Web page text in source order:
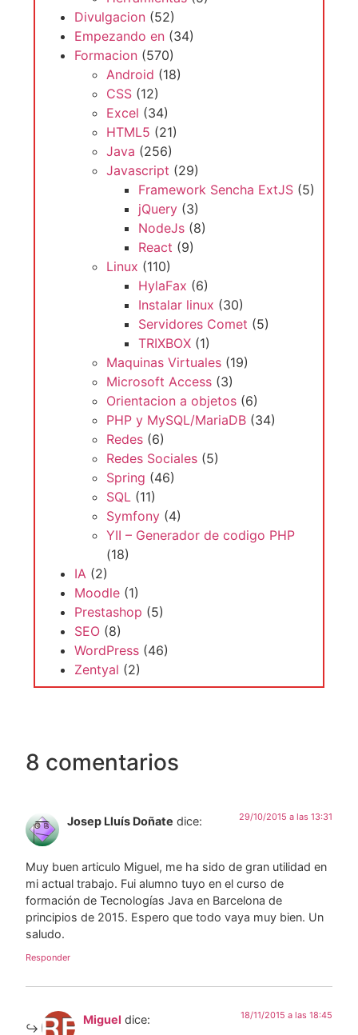
Divulgacion (52)
Empezando en (34)
Formacion (570)
Android (18)
CSS (12)
Excel (34)
HTML5 (21)
Java (256)
Javascript (29)
Framework Sencha ExtJS (5)
jQuery (3)
NodeJs (8)
React (9)
Linux (110)
HylaFax (6)
Instalar linux (30)
Servidores Comet (5)
TRIXBOX (1)
Maquinas Virtuales (19)
Microsoft Access (3)
Orientacion a objetos (6)
PHP y MySQL/MariaDB (34)
Redes (6)
Redes Sociales (5)
Spring (46)
SQL (11)
Symfony (4)
YII – Generador de codigo PHP
(18)
IA (2)
Moodle (1)
Prestashop (5)
SEO (8)
WordPress (46)
Zentyal (2)
8 comentarios
Josep Lluís Doñate dice: 29/10/2015 a las 13:31
Muy buen articulo Miguel, me ha sido de gran utilidad en
mi actual trabajo. Fui alumno tuyo en el curso de
formación de Tecnologías Java en Barcelona de
principios de 2015. Espero que todo vaya muy bien. Un
saludo.
Responder
Miguel dice: 18/11/2015 a las 18:45